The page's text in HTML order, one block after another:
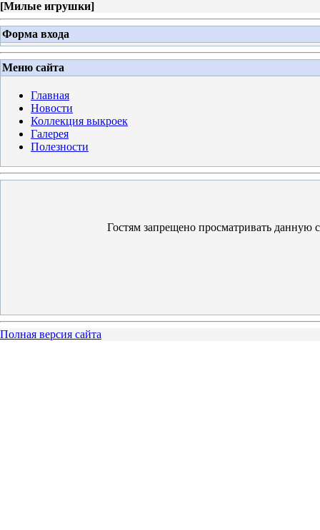
[Милые игрушки]
Форма входа
Меню сайта
Главная
Новости
Коллекция выкроек
Галерея
Полезности
Гостям запрещено просматривать данную
Полная версия сайта